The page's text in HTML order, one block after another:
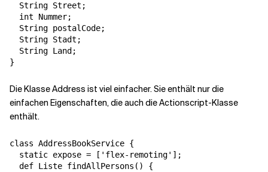
  String Street;
  int Nummer;
  String postalCode;
  String Stadt;
  String Land;
}
Die Klasse Address ist viel einfacher. Sie enthält nur die
einfachen Eigenschaften, die auch die Actionscript-Klasse
enthält.
class AddressBookService {
  static expose = ['flex-remoting'];
  def Liste findAllPersons() {